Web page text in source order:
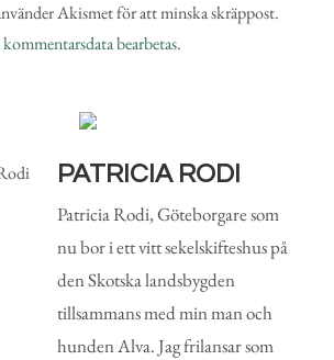
Akismet för att minska skräppost.
bearbetas.
PATRICIA RODI
Patricia Rodi, Göteborgare som
nu bor i ett vitt sekelskifteshus på
den Skotska landsbygden
tillsammans med min man och
hunden Alva. Jag frilansar som